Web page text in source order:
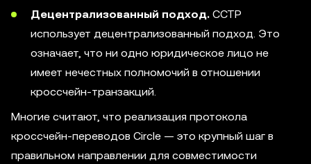
Децентрализованный подход. CCTP
использует децентрализованный подход. Это
означает, что ни одно юридическое лицо не
имеет нечестных полномочий в отношении
кроссчейн-транзакций.
Многие считают, что реализация протокола
кроссчейн-переводов Circle — это крупный шаг в
правильном направлении для совместимости